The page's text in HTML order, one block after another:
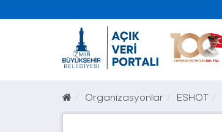
Organizasyonlar ESHOT